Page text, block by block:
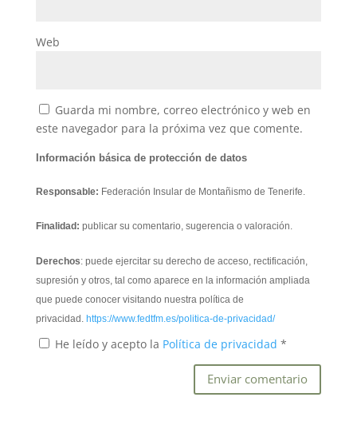
Web
Guarda mi nombre, correo electrónico y web en
este navegador para la próxima vez que comente.
Información básica de protección de datos
Responsable: Federación Insular de Montañismo de Tenerife.
Finalidad: publicar su comentario, sugerencia o valoración.
Derechos: puede ejercitar su derecho de acceso, rectificación,
supresión y otros, tal como aparece en la información ampliada
que puede conocer visitando nuestra política de
privacidad. https://www.fedtfm.es/politica-de-privacidad/
He leído y acepto la Política de privacidad *